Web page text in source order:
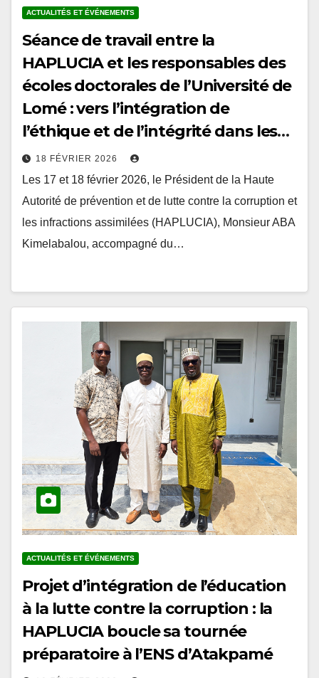
Séance de travail entre la
HAPLUCIA et les responsables des
écoles doctorales de l’Université de
Lomé : vers l’intégration de
l’éthique et de l’intégrité dans les
curricula doctoraux au Togo
18 FÉVRIER 2026
Les 17 et 18 février 2026, le Président de la Haute
Autorité de prévention et de lutte contre la corruption et
les infractions assimilées (HAPLUCIA), Monsieur ABA
Kimelabalou, accompagné du…
Projet d’intégration de l’éducation
à la lutte contre la corruption : la
HAPLUCIA boucle sa tournée
préparatoire à l’ENS d’Atakpamé
13 FÉVRIER 2026